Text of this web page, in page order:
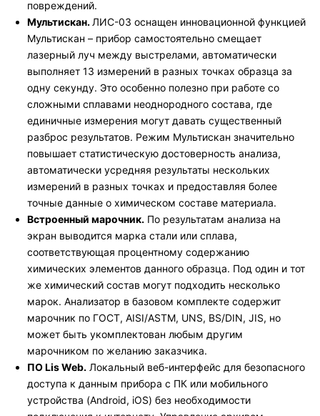
повреждений.
Мультискан.ЛИС-03 оснащен инновационной функцией
Мультискан – прибор самостоятельно смещает
лазерный луч между выстрелами, автоматически
выполняет 13 измерений в разных точках образца за
одну секунду. Это особенно полезно при работе со
сложными сплавами неоднородного состава, где
единичные измерения могут давать существенный
разброс результатов. Режим Мультискан значительно
повышает статистическую достоверность анализа,
автоматически усредняя результаты нескольких
измерений в разных точках и предоставляя более
точные данные о химическом составе материала.
Встроенный марочник. По результатам анализа на
экран выводится марка стали или сплава,
соответствующая процентному содержанию
химических элементов данного образца. Под один и тот
же химический состав могут подходить несколько
марок. Анализатор в базовом комплекте содержит
марочник по ГОСТ, AISI/ASTM, UNS, BS/DIN, JIS, но
может быть укомплектован любым другим
марочником по желанию заказчика.
ПО Lis Web. Локальный веб-интерфейс для безопасного
доступа к данным прибора с ПК или мобильного
устройства (Android, iOS) без необходимости